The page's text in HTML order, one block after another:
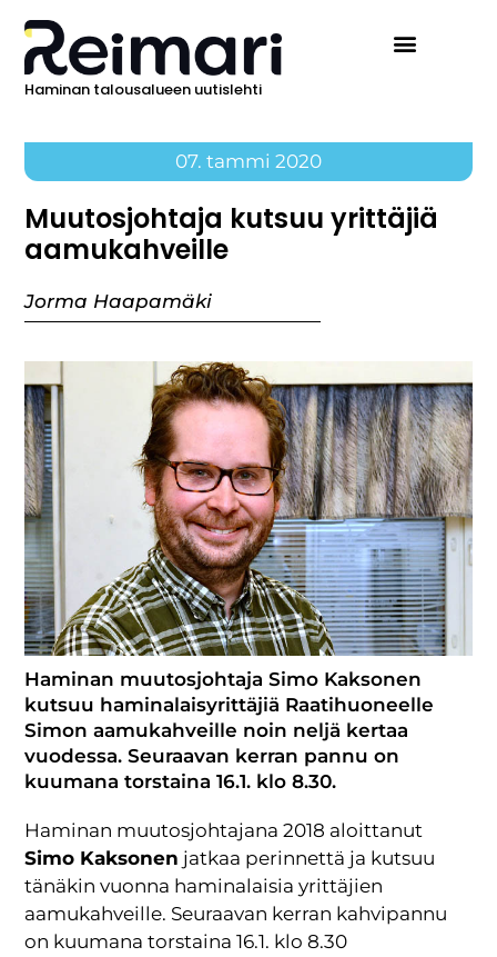
Haminan talousalueen uutislehti
07. tammi 2020
Muutosjohtaja kutsuu yrittäjiä
aamukahveille
Jorma Haapamäki
Haminan muutosjohtaja Simo Kaksonen
kutsuu haminalaisyrittäjiä Raatihuoneelle
Simon aamukahveille noin neljä kertaa
vuodessa. Seuraavan kerran pannu on
kuumana torstaina 16.1. klo 8.30.
Haminan muutosjohtajana 2018 aloittanut
Simo Kaksonen jatkaa perinnettä ja kutsuu
tänäkin vuonna haminalaisia yrittäjien
aamukahveille. Seuraavan kerran kahvipannu
on kuumana torstaina 16.1. klo 8.30